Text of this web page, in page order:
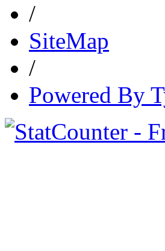
/
SiteMap
/
Powered By